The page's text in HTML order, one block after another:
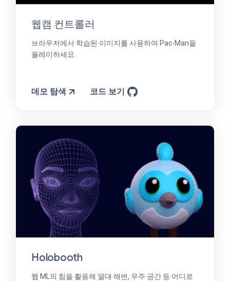
웹캠 컨트롤러
브라우저에서 학습된 이미지를 사용하여 Pac-Man을
플레이하세요.
데모 탐색 코드 보기
Holobooth
웹 ML의 힘을 활용해 열대 해변, 우주 공간 등 어디로